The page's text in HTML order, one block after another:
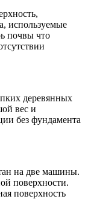
используемые
почвы что
деревянных
вес и
без фундамента
на две машины.
поверхности.
поверхность